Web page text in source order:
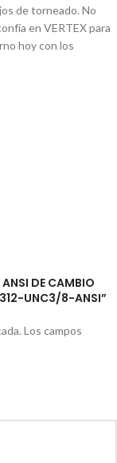
de torneado. No
en VERTEX para
hoy con los
DE CAMBIO
UNC3/8-ANSI”
Los campos